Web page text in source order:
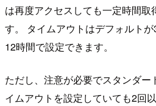
は再度アクセスしても一定時間取
す。 タイムアウトはデフォルト
12時間で設定できます。
ただし、注意が必要でスタンダー
イムアウトを設定していても2回